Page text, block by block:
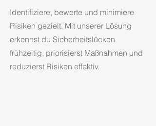
Identifiziere, bewerte und minimiere
Risiken gezielt. Mit unserer Lösung
erkennst du Sicherheitslücken
frühzeitig, priorisierst Maßnahmen und
reduzierst Risiken effektiv.